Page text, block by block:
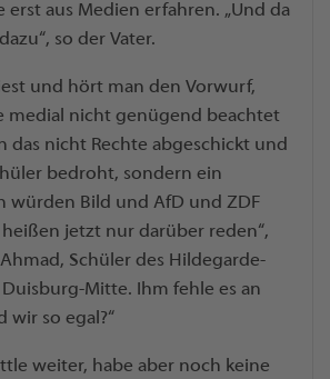
erst aus Medien erfahren. „Und da
so der Vater.
und hört man den Vorwurf,
medial nicht genügend beachtet
das nicht Rechte abgeschickt und
bedroht, sondern ein
würden Bild und AfD und ZDF
jetzt nur darüber reden“,
Schüler des Hildegarde-
Mitte. Ihm fehle es an
wir so egal?“
weiter, habe aber noch keine